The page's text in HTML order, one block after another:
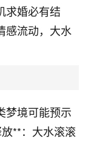
求婚必有结
感流动，大水
梦境可能预示
**：大水滚滚
说她就要死要活
我推荐的慧来老
来，法事一个个
望她能考多好的
身体心理都健健